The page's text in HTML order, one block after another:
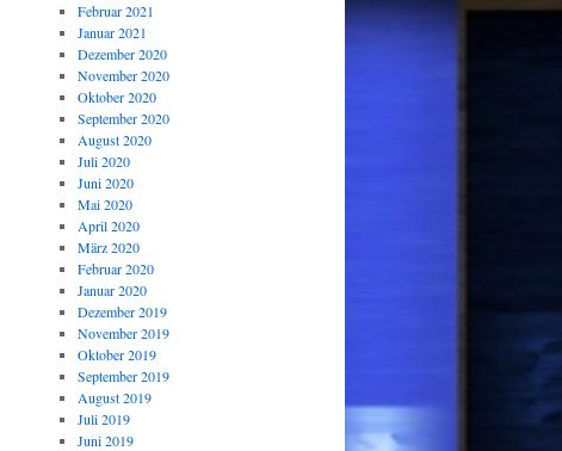
Februar 2021
Januar 2021
Dezember 2020
November 2020
Oktober 2020
September 2020
August 2020
Juli 2020
Juni 2020
Mai 2020
April 2020
März 2020
Februar 2020
Januar 2020
Dezember 2019
November 2019
Oktober 2019
September 2019
August 2019
Juli 2019
Juni 2019